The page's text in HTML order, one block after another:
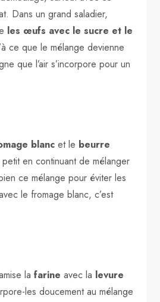
Dans un grand saladier,
les œufs avec le sucre et le
ce que le mélange devienne
que l’air s’incorpore pour un
blanc et le beurre
en continuant de mélanger
ce mélange pour éviter les
le fromage blanc, c’est
lafarine avec la levure
les doucement au mélange